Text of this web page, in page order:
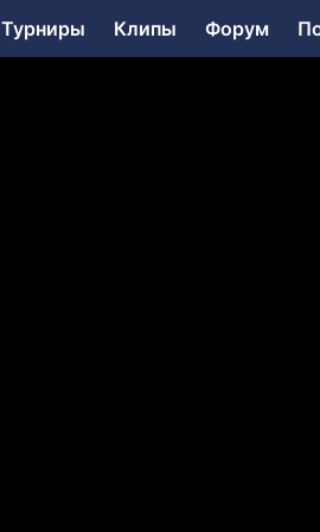
Турниры Клипы Форум